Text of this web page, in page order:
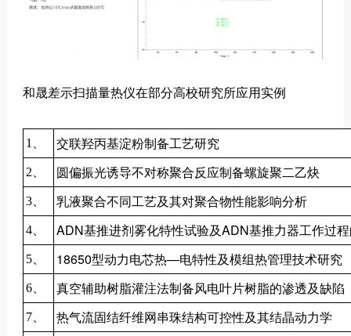
和晟差示扫描量热仪在部分高校研究所应用实例
1、 交联羟丙基淀粉制备工艺研究
2、 圆偏振光诱导不对称聚合反应制备螺旋聚二乙炔
3、 乳液聚合不同工艺及其对聚合物性能影响分析
4、 ADN基推进剂雾化特性试验及ADN基推力器工作过
5、 18650型动力电芯热—电特性及模组热管理技术研究
6、 真空辅助树脂灌注法制备风电叶片树脂的渗透及缺陷
7、 热气流固结纤维网串珠结构可控性及其结晶动力学